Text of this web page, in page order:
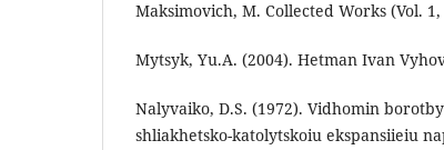
Maksimovich, M. Collected Works (Vol.
Mytsyk, Yu.A. (2004). Hetman Ivan
Nalyvaiko, D.S. (1972). Vidhomin
shliakhetsko-katolytskoiu ekspansiieiu